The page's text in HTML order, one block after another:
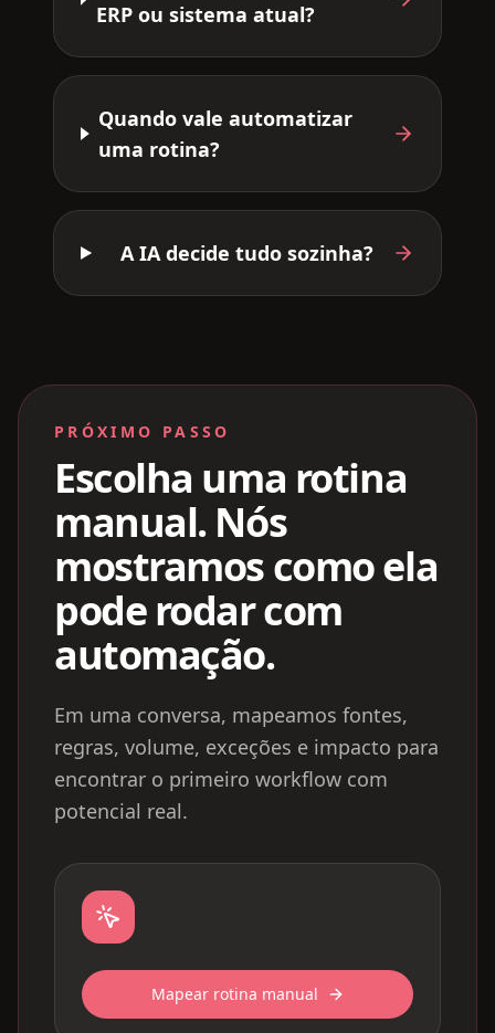
ERP ou sistema atual?
Quando vale automatizar
uma rotina?
A IA decide tudo sozinha?
PRÓXIMO PASSO
Escolha uma rotina
manual. Nós
mostramos como ela
pode rodar com
automação.
Em uma conversa, mapeamos fontes,
regras, volume, exceções e impacto para
encontrar o primeiro workflow com
potencial real.
Mapear rotina manual